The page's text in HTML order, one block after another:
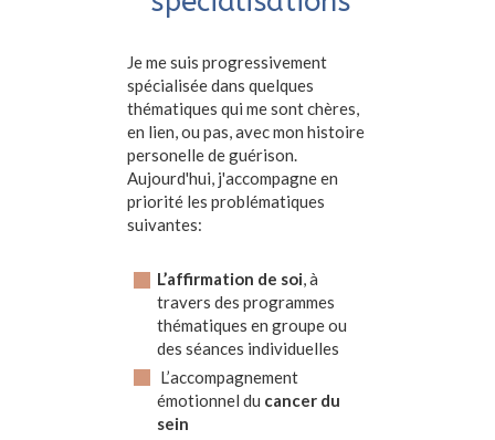
Je me suis progressivement
spécialisée dans quelques
thématiques qui me sont chères,
en lien, ou pas, avec mon histoire
personelle de guérison.
Aujourd'hui, j'accompagne en
priorité les problématiques
suivantes:
L’affirmation de soi, à
travers des programmes
thématiques en groupe ou
des séances individuelles
L’accompagnement
émotionnel du cancer du
sein